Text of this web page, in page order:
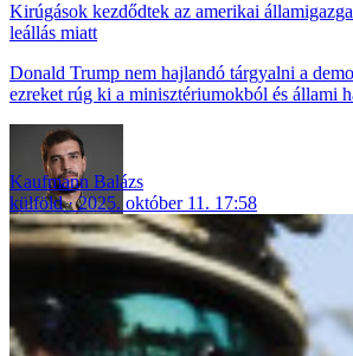
Kirúgások kezdődtek az amerikai
leállás miatt
Donald Trump nem hajlandó tárgyalni a
ezreket rúg ki a minisztériumokból és állami
Kaufmann Balázs
külföld
2025. október 11. 17:58